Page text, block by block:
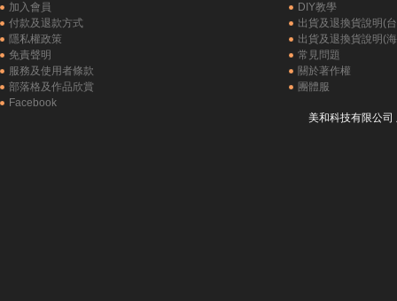
加入會員
付款及退款方式
隱私權政策
免責聲明
服務及使用者條款
部落格及作品欣賞
Facebook
DIY教學
出貨及退換貨說明(
出貨及退換貨說明(
常見問題
關於著作權
團體服
美和科技有限公